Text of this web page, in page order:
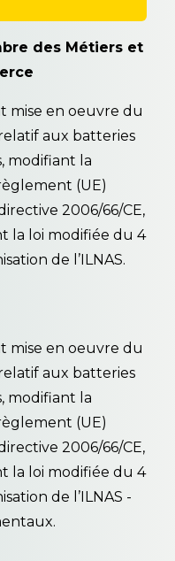
des Métiers et
mise en oeuvre du
aux batteries
modifiant la
(UE)
2006/66/CE,
la loi modifiée du 4
de l’ILNAS.
mise en oeuvre du
aux batteries
modifiant la
(UE)
2006/66/CE,
la loi modifiée du 4
de l’ILNAS -